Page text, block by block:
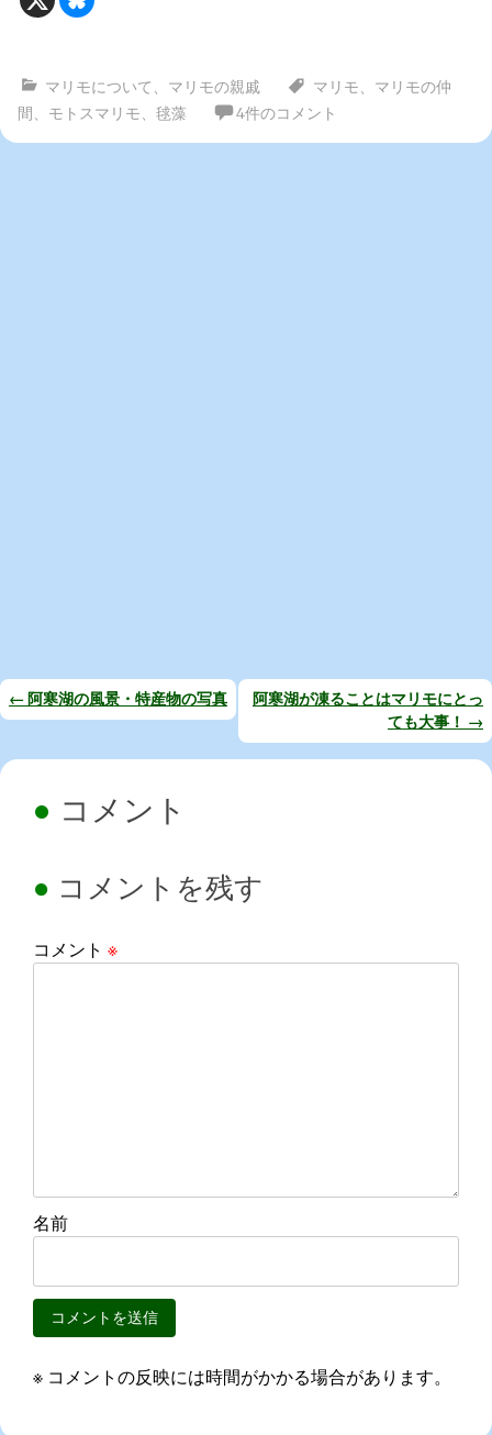
マリモについて 、 マリモの親戚 マリモ、 マリモの仲
間、 モトスマリモ、 毬藻 4件のコメント
投
稿
←阿寒湖の風景・特産物の写真
阿寒湖が凍ることはマリモにとっ
ても大事！ →
コメント
コメントを残す
コメント ※
名前
※ コメントの反映には時間がかかる場合があります。